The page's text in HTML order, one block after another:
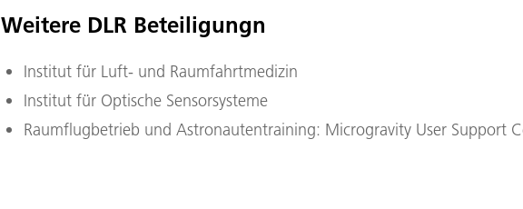
Weitere DLR Beteiligungn
Institut für Luft- und Raumfahrtmedizin
Institut für Optische Sensorsysteme
Raumflugbetrieb und Astronautentraining: Microgravity User Support